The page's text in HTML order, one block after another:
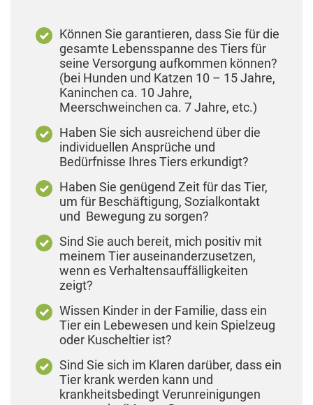
Können Sie garantieren, dass Sie für die
gesamte Lebensspanne des Tiers für
seine Versorgung aufkommen können?
(bei Hunden und Katzen 10 – 15 Jahre,
Kaninchen ca. 10 Jahre,
Meerschweinchen ca. 7 Jahre, etc.)
Haben Sie sich ausreichend über die
individuellen Ansprüche und
Bedürfnisse Ihres Tiers erkundigt?
Haben Sie genügend Zeit für das Tier,
um für Beschäftigung, Sozialkontakt
und Bewegung zu sorgen?
Sind Sie auch bereit, mich positiv mit
meinem Tier auseinanderzusetzen,
wenn es Verhaltensauffälligkeiten
zeigt?
Wissen Kinder in der Familie, dass ein
Tier ein Lebewesen und kein Spielzeug
oder Kuscheltier ist?
Sind Sie sich im Klaren darüber, dass ein
Tier krank werden kann und
krankheitsbedingt Verunreinigungen